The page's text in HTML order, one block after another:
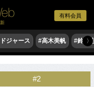
有料会員
ジャース #高木美帆 #鈴木
〉
#2